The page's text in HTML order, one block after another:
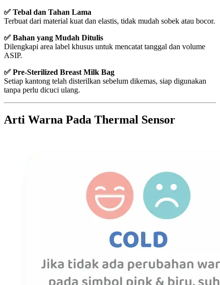
✅ Tebal dan Tahan Lama
Terbuat dari material kuat dan elastis, tidak mudah sobek atau bocor.
✅ Bahan yang Mudah Ditulis
Dilengkapi area label khusus untuk mencatat tanggal dan volume
ASIP.
✅ Pre-Sterilized Breast Milk Bag
Setiap kantong telah disterilkan sebelum dikemas, siap digunakan
tanpa perlu dicuci ulang.
Arti Warna Pada Thermal Sensor